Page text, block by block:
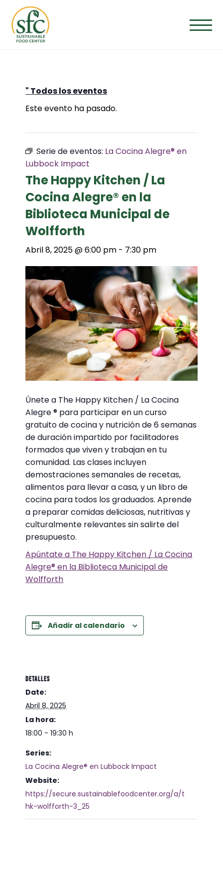
contenido
" Todos los eventos
Este evento ha pasado.
Serie de eventos: La Cocina Alegre® en
Lubbock Impact
The Happy Kitchen / La
Cocina Alegre® en la
Biblioteca Municipal de
Wolfforth
Abril 8, 2025 @ 6:00 pm - 7:30 pm
Únete a The Happy Kitchen / La Cocina
Alegre ® para participar en un curso
gratuito de cocina y nutrición de 6 semanas
de duración impartido por facilitadores
formados que viven y trabajan en tu
comunidad. Las clases incluyen
demostraciones semanales de recetas,
alimentos para llevar a casa, y un libro de
cocina para todos los graduados. Aprende
a preparar comidas deliciosas, nutritivas y
culturalmente relevantes sin salirte del
presupuesto.
Apúntate a The Happy Kitchen / La Cocina
Alegre® en la Biblioteca Municipal de
Wolfforth
Añadir al calendario
DETALLES
Date:
Abril 8, 2025
La hora:
18:00 - 19:30 h
Series:
La Cocina Alegre® en Lubbock Impact
Website:
https://secure.sustainablefoodcenter.org/a/t
hk-wolfforth-3_25